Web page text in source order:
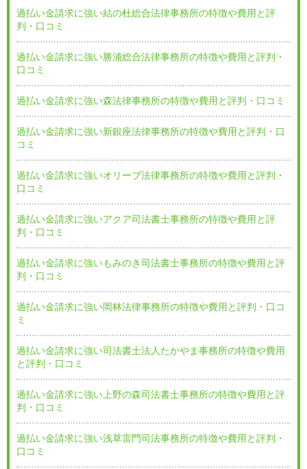
過払い金請求に強い結の杜総合法律事務所の特徴や費用と評
判・口コミ
過払い金請求に強い勝浦総合法律事務所の特徴や費用と評判・
口コミ
過払い金請求に強い森法律事務所の特徴や費用と評判・口コミ
過払い金請求に強い新銀座法律事務所の特徴や費用と評判・口
コミ
過払い金請求に強いオリーブ法律事務所の特徴や費用と評判・
口コミ
過払い金請求に強いアクア司法書士事務所の特徴や費用と評
判・口コミ
過払い金請求に強いもみのき司法書士事務所の特徴や費用と評
判・口コミ
過払い金請求に強い岡林法律事務所の特徴や費用と評判・口コ
ミ
過払い金請求に強い司法書士法人たかやま事務所の特徴や費用
と評判・口コミ
過払い金請求に強い上野の森司法書士事務所の特徴や費用と評
判・口コミ
過払い金請求に強い浅草雷門司法事務所の特徴や費用と評判・
口コミ